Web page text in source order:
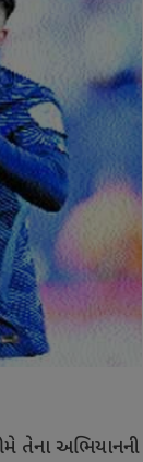
તેના અભિયાનની